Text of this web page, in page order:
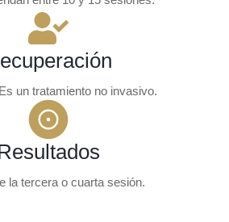
un tratamiento no invasivo.
la tercera o cuarta sesión.